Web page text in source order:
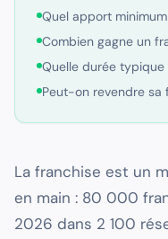
Quel apport
Combien gagne un
Quelle durée
Peut-on revendre sa
La franchise est un
en main : 80 000
2026 dans 2 100